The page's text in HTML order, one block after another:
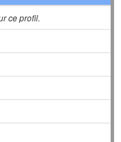
ce profil.